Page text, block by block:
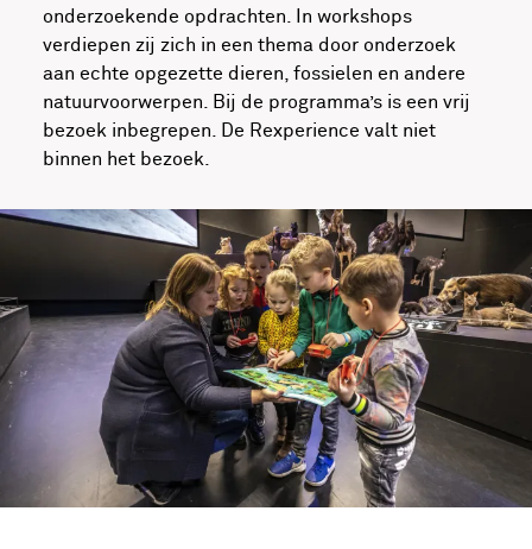
onderzoekende opdrachten. In workshops
verdiepen zij zich in een thema door onderzoek
aan echte opgezette dieren, fossielen en andere
natuurvoorwerpen. Bij de programma’s is een vrij
bezoek inbegrepen. De Rexperience valt niet
binnen het bezoek.